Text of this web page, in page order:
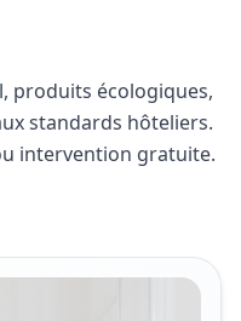
produits écologiques,
standards hôteliers.
intervention gratuite.